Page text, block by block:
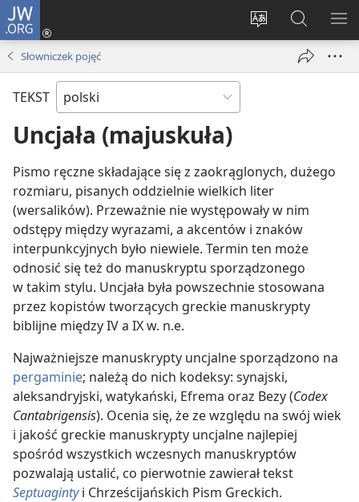
JW.ORG
Wybór
Logowanie
(opens
Szukaj
na
JW.ORG
Słowniczek pojęć
TEKST
Uncjała (majuskuła)
Pismo ręczne składające się z zaokrąglonych, dużego
rozmiaru, pisanych oddzielnie wielkich liter
(wersalików). Przeważnie nie występowały w nim
odstępy między wyrazami, a akcentów i znaków
interpunkcyjnych było niewiele. Termin ten może
odnosić się też do manuskryptu sporządzonego
w takim stylu. Uncjała była powszechnie stosowana
przez kopistów tworzących greckie manuskrypty
biblijne między IV a IX w. n.e.
Najważniejsze manuskrypty uncjalne sporządzono na
pergaminie; należą do nich kodeksy: synajski,
aleksandryjski, watykański, Efrema oraz Bezy (Codex
Cantabrigensis). Ocenia się, że ze względu na swój wiek
i jakość greckie manuskrypty uncjalne najlepiej
spośród wszystkich wczesnych manuskryptów
pozwalają ustalić, co pierwotnie zawierał tekst
Septuagintyi Chrześcijańskich Pism Greckich.